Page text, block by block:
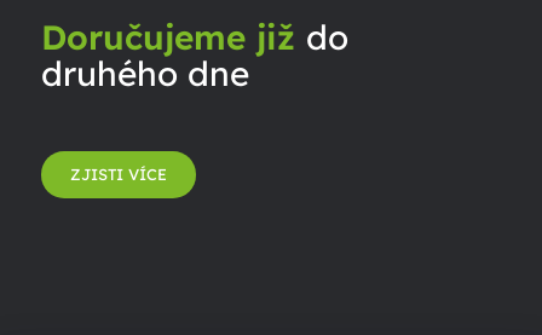
Doručujeme již do
druhého dne
ZJISTI VÍCE